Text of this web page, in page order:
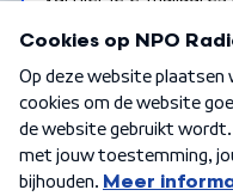
Algemene voorwaarden